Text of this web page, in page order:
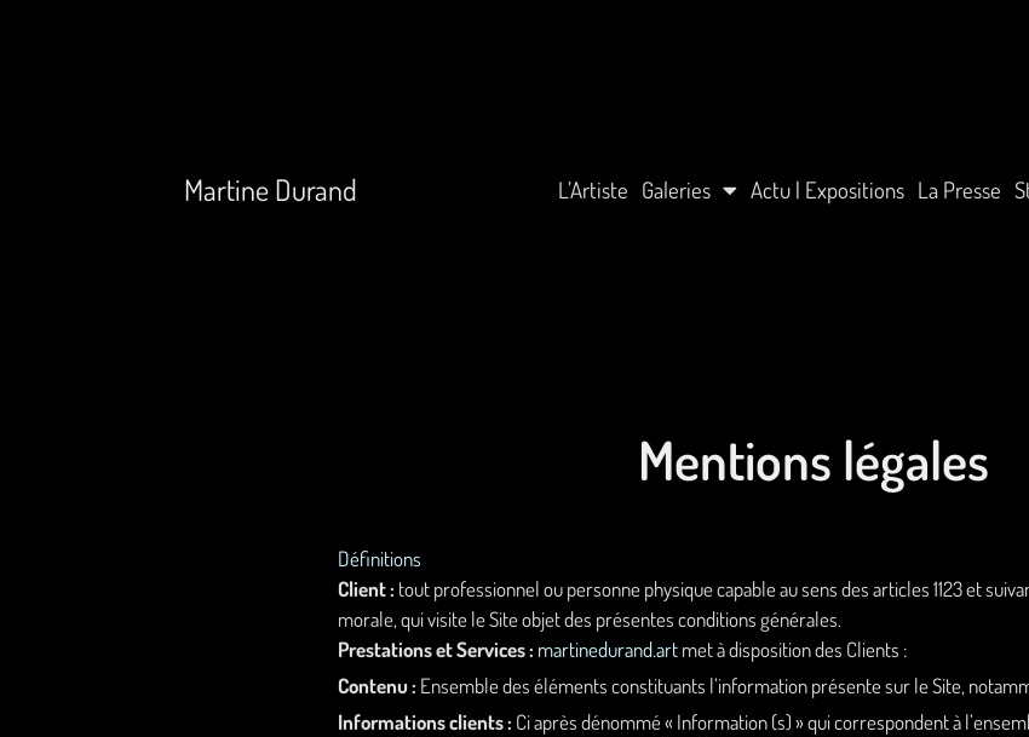
Martine Durand L’Artiste Galeries Actu | Expositions La Presse
Mentions légales
Définitions
Client : tout professionnel ou personne physique capable au sens des articles 1123 et
morale, qui visite le Site objet des présentes conditions générales.
Prestations et Services : martinedurand.artmet à disposition des Clients :
Contenu : Ensemble des éléments constituants l’information présente sur le Site,
Informations clients : Ci après dénommé « Information (s) » qui correspondent à